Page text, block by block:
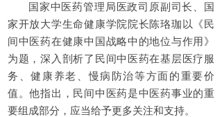
国家中医药管理局医政司原副司长、国
家开放大学生命健康学院院长陈珞珈以《民
间中医药在健康中国战略中的地位与作用》
为题，深入剖析了民间中医药在基层医疗服
务、健康养老、慢病防治等方面的重要价
值。他指出，民间中医药是中医药事业的重
要组成部分，应当给予更多关注和支持。